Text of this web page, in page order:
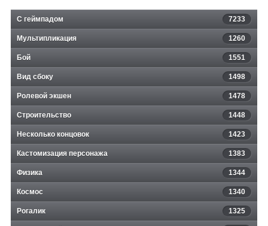
С геймпадом 7233
Мультипликация 1260
Бой 1551
Вид сбоку 1498
Ролевой экшен 1478
Строительство 1448
Несколько концовок 1423
Кастомизация персонажа 1383
Физика 1344
Космос 1340
Рогалик 1325